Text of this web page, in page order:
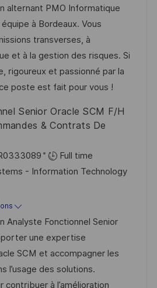
e
d
D
a
t
e
alternant PMO Informatique
à Bordeaux. Vous
transverses, à
et à la gestion des risques. Si
rigoureux et passionné par la
poste est fait pour vous !
Senior Oracle SCM F/H
& Contrats De
Full time
- Information Technology
Analyste Fonctionnel Senior
une expertise
SCM et accompagner les
l’usage des solutions.
contribuer à l’amélioration